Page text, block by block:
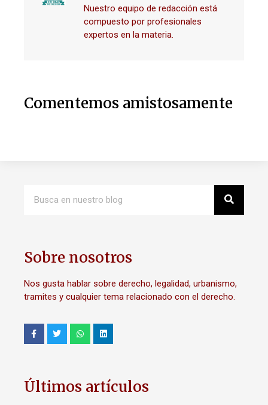
Nuestro equipo de redacción está
compuesto por profesionales
expertos en la materia.
Comentemos amistosamente
Sobre nosotros
Nos gusta hablar sobre derecho, legalidad, urbanismo,
tramites y cualquier tema relacionado con el derecho.
Últimos artículos